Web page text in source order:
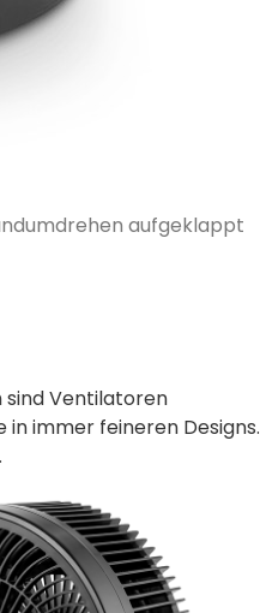
aufgeklappt
sind Ventilatoren
immer feineren Designs.